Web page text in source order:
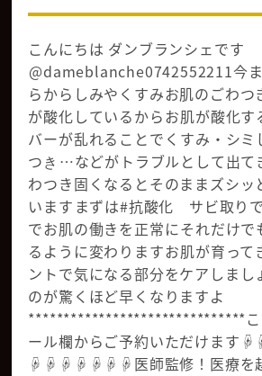
こんにちは ダンブランシェです
⁡@dameblanche0742552211️今
らからしみやくすみお肌のごわつ
が酸化しているから️⁡お肌が酸化す
バーが乱れることで⁡くすみ・シミ
つき⁡…などがトラブルとして出て
わつき固くなるとそのままズシッ️
います⁡まずは#抗酸化 サビ取り
でお肌の働きを正常に⁡それだけで
るように変わります⁡お肌が育って
ントで気になる部分をケアしまし
のが驚くほど早くなりますよ
*******************************こ
ール欄からご予約いただけ
☟☟☟☟☟☟☟医師監修！医療を越